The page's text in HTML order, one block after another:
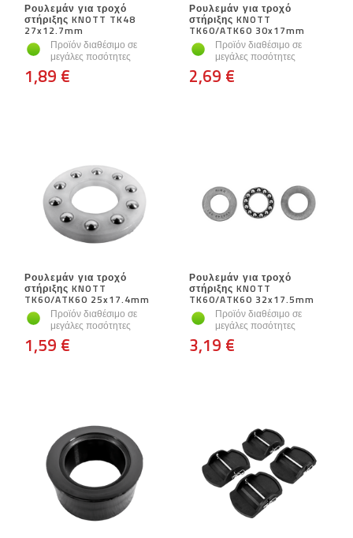
Ρουλεμάν για τροχό
στήριξης KNOTT TK48
27x12.7mm
Προϊόν διαθέσιμο σε
μεγάλες ποσότητες
1,89 €
Ρουλεμάν για τροχό
στήριξης KNOTT
TK60/ATK60 30x17mm
Προϊόν διαθέσιμο σε
μεγάλες ποσότητες
2,69 €
Ρουλεμάν για τροχό
στήριξης KNOTT
TK60/ATK60 25x17.4mm
Προϊόν διαθέσιμο σε
μεγάλες ποσότητες
1,59 €
Ρουλεμάν για τροχό
στήριξης KNOTT
TK60/ATK60 32x17.5mm
Προϊόν διαθέσιμο σε
μεγάλες ποσότητες
3,19 €